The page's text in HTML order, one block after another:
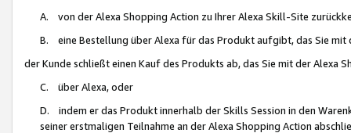
A. von der Alexa Shopping Action zu Ihrer Alexa Skill-Site
B. eine Bestellung über Alexa für das Produkt aufgibt, das Sie mit
der Kunde schließt einen Kauf des Produkts ab, das Sie mit der Alexa
C. über Alexa, oder
D. indem er das Produkt innerhalb der Skills Session in den
seiner erstmaligen Teilnahme an der Alexa Shopping Action